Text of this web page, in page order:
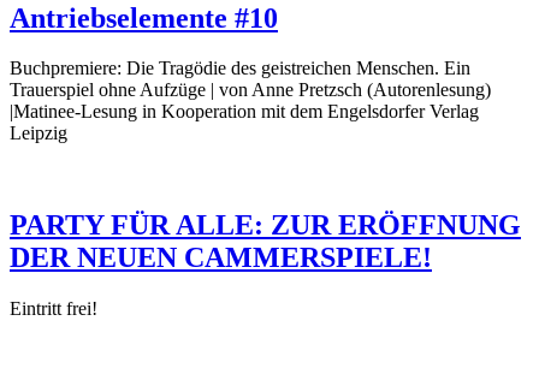
Antriebselemente #10
Buchpremiere: Die Tragödie des geistreichen Menschen. Ein
Trauerspiel ohne Aufzüge | von Anne Pretzsch (Autorenlesung)
|Matinee-Lesung in Kooperation mit dem Engelsdorfer Verlag
Leipzig
PARTY FÜR ALLE: ZUR ERÖFFNUNG
DER NEUEN CAMMERSPIELE!
Eintritt frei!